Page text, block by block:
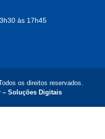
às 17h45
os direitos reservados.
– Soluções Digitais